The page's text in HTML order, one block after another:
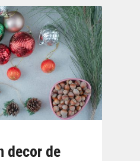
decor de